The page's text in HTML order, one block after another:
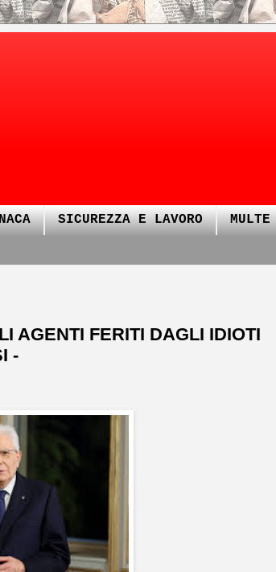
SICUREZZA E LAVORO
AGENTI FERITI DAGLI IDIOTI
-